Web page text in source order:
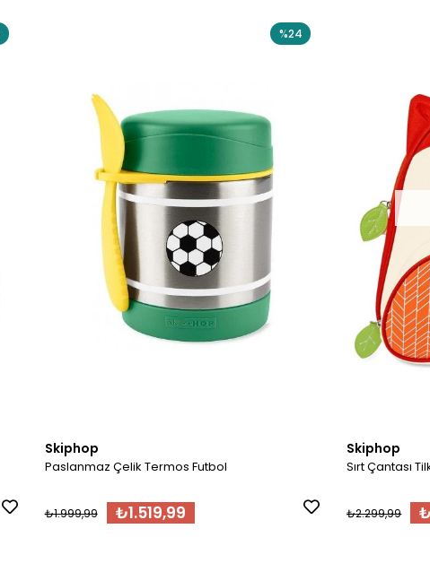
Skiphop
Paslanmaz Çelik Termos Futbol
₺1.519,99
₺1.999,99
%24
Skiphop
Sırt Çantası
₺2.299,99